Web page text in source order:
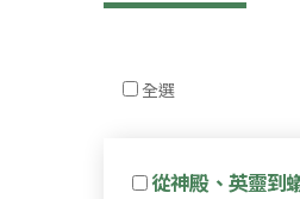
全選
從神殿、英靈到